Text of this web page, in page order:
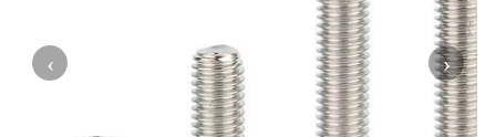
‹ ›